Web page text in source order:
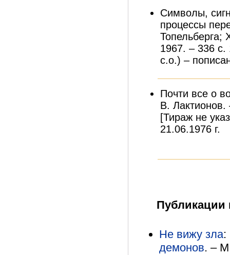
Символы,
процессы
1967. – 336 с.
с.о.) –
Почти все о
В.
[Тираж не
21.06.1976 г.
Публикации
Не вижу зла:
демонов. –